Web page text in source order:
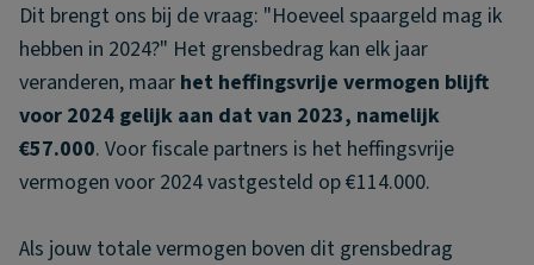
Dit brengt ons bij de vraag: "Hoeveel spaargeld mag ik
hebben in 2024?" Het grensbedrag kan elk jaar
veranderen, maar het heffingsvrije vermogen blijft
voor 2024 gelijk aan dat van 2023, namelijk
€57.000. Voor fiscale partners is het heffingsvrije
vermogen voor 2024 vastgesteld op €114.000.
Als jouw totale vermogen boven dit grensbedrag